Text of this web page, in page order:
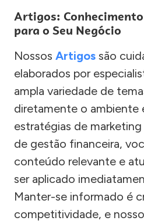
Artigos:
para o Seu Negócio
Nossos Artigos são
elaborados por
ampla variedade de
diretamente o ambiente
estratégias de
de gestão financeira,
conteúdo relevante e
ser aplicado
Manter-se informado é
competitividade, e